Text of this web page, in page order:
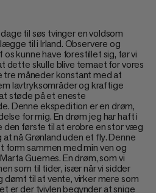
til søs tvinger en voldsom
til i Irland. Observere og
os kunne have forestillet sig, før vi
dette skulle blive temaet for vores
tre måneder konstant med at
lavtryksområder og kraftige
støde på et eneste
Denne ekspedition er en drøm,
for mig. En drøm jeg har haft i
den første til at erobre en stor væg
at nå Grønland uden et fly. Denne
form sammen med min ven og
Guemes. En drøm, som vi
som til tider, især når vi sidder
dømt til at vente, virker mere som
er der tvivlen begynder at snige